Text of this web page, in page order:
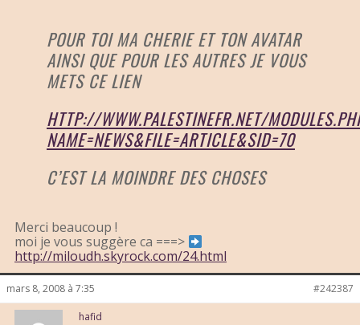
POUR TOI MA CHERIE ET TON AVATAR
AINSI QUE POUR LES AUTRES JE VOUS
METS CE LIEN
HTTP://WWW.PALESTINEFR.NET/
NAME=NEWS&FILE=ARTICLE&SID=70
C’EST LA MOINDRE DES CHOSES
Merci beaucoup !
moi je vous suggère ca ===>
http://miloudh.skyrock.com/24.html
mars 8, 2008 à 7:35 #242387
hafid